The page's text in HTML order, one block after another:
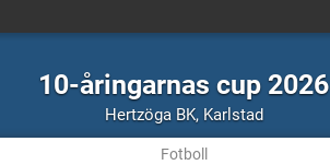
10-åringarnas cup 2026
Hertzöga BK, Fotboll
KarlstadKarlstad
Fotboll